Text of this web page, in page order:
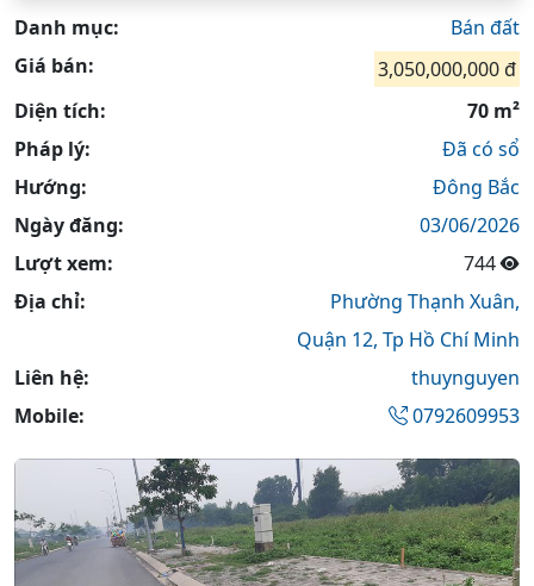
Danh mục:
Bán đất
Giá bán:
3,050,000,000 đ
Diện tích:
70 m²
Pháp lý:
Đã có sổ
Hướng:
Đông Bắc
Ngày đăng:
03/06/2026
Lượt xem:
744
Địa chỉ:
Phường Thạnh Xuân,
Quận 12, Tp Hồ Chí Minh
Liên hệ:
thuynguyen
Mobile:
0792609953